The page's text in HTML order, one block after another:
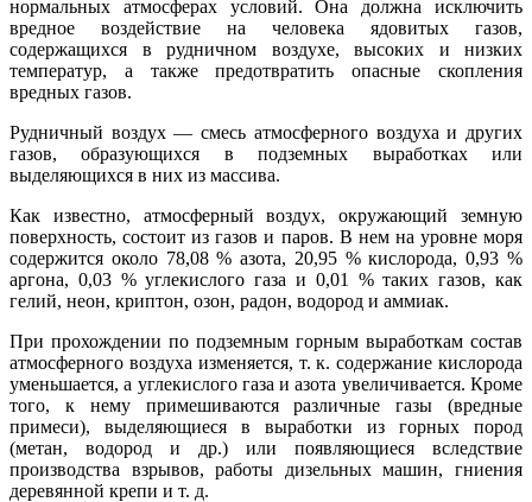
нормальных атмосферах условий. Она должна исключить
вредное воздействие на человека ядовитых газов,
содержащихся в рудничном воздухе, высоких и низких
температур, а также предотвратить опасные скопления
вредных газов.
Рудничный воздух — смесь атмосферного воздуха и других
газов, образующихся в подземных выработках или
выделяющихся в них из массива.
Как известно, атмосферный воздух, окружающий земную
поверхность, состоит из газов и паров. В нем на уровне моря
содержится около 78,08 % азота, 20,95 % кислорода, 0,93 %
аргона, 0,03 % углекислого газа и 0,01 % таких газов, как
гелий, неон, криптон, озон, радон, водород и аммиак.
При прохождении по подземным горным выработкам состав
атмосферного воздуха изменяется, т. к. содержание кислорода
уменьшается, а углекислого газа и азота увеличивается. Кроме
того, к нему примешиваются различные газы (вредные
примеси), выделяющиеся в выработки из горных пород
(метан, водород и др.) или появляющиеся вследствие
производства взрывов, работы дизельных машин, гниения
деревянной крепи и т. д.